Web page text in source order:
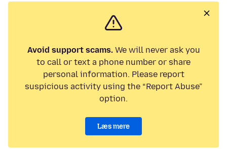
Avoid support scams.We will never ask you
to call or text a phone number or share
personal information. Please report
suspicious activity using the “Report Abuse”
option.
Læs mere